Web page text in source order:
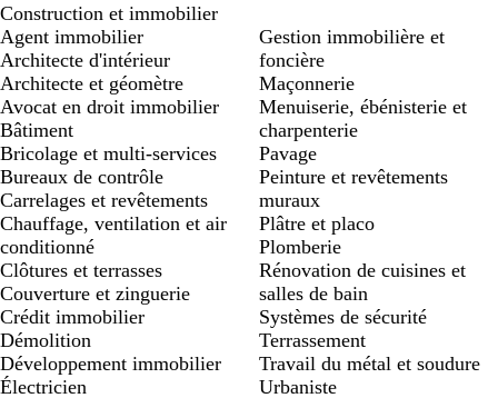
Construction et immobilier
Agent immobilier
Architecte d'intérieur
Architecte et géomètre
Avocat en droit immobilier
Bâtiment
Bricolage et multi-services
Bureaux de contrôle
Carrelages et revêtements
Chauffage, ventilation et air
conditionné
Clôtures et terrasses
Couverture et zinguerie
Crédit immobilier
Démolition
Développement immobilier
Électricien
Gestion immobilière et
foncière
Maçonnerie
Menuiserie, ébénisterie et
charpenterie
Pavage
Peinture et revêtements
muraux
Plâtre et placo
Plomberie
Rénovation de cuisines et
salles de bain
Systèmes de sécurité
Terrassement
Travail du métal et soudure
Urbaniste